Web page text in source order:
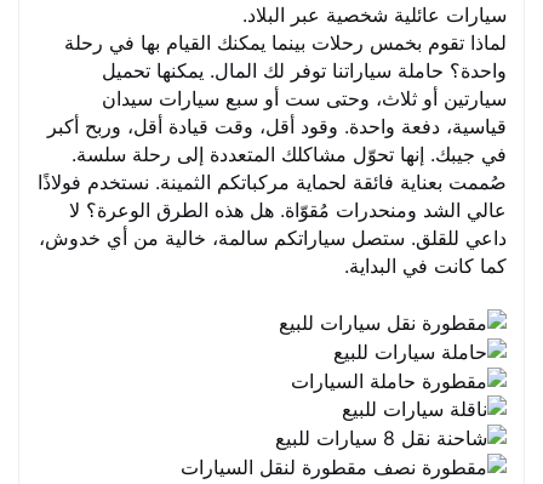
سيارات عائلية شخصية عبر البلاد.
لماذا تقوم بخمس رحلات بينما يمكنك القيام بها في رحلة
واحدة؟ حاملة سياراتنا توفر لك المال. يمكنها تحميل
سيارتين أو ثلاث، وحتى ست أو سبع سيارات سيدان
قياسية، دفعة واحدة. وقود أقل، وقت قيادة أقل، وربح أكبر
في جيبك. إنها تحوّل مشاكلك المتعددة إلى رحلة سلسة.
صُممت بعناية فائقة لحماية مركباتكم الثمينة. نستخدم فولاذًا
عالي الشد ومنحدرات مُقوّاة. هل هذه الطرق الوعرة؟ لا
داعي للقلق. ستصل سياراتكم سالمة، خالية من أي خدوش،
كما كانت في البداية.